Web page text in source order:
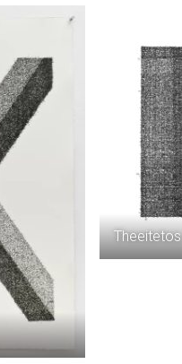
Theeitetos